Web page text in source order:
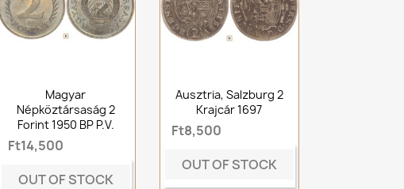
Magyar
Népköztársaság 2
Forint 1950 BP P.V.
Ft14,500
OUT OF STOCK
Ausztria, Salzburg 2
Krajcár 1697
Ft8,500
OUT OF STOCK